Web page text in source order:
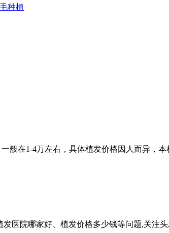
种植
在1-4万左右，具体植发价格因人而异，
医院哪家好、植发价格多少钱等问题,关注头